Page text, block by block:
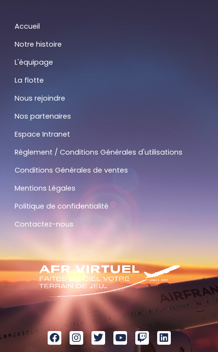
Accueil
Notre histoire
L'équipage
La flotte
Nous rejoindre
Nos partenaires
Espace Intranet
Règlement / Conditions Générales d'utilisations
Conditions Générales de ventes
Mentions Légales
Politique de confidentialité
Contactez-nous